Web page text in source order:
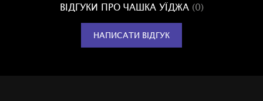
ВІДГУКИ ПРО ЧАШКА УЇДЖА (0)
НАПИСАТИ ВІДГУК